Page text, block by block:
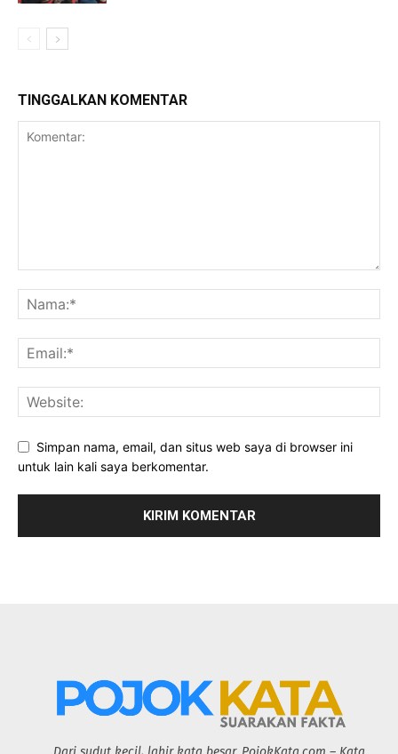
TINGGALKAN KOMENTAR
Simpan nama, email, dan situs web saya di browser ini
untuk lain kali saya berkomentar.